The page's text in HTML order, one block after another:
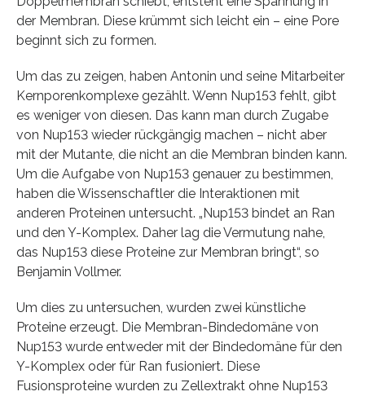
der Membran. Diese krümmt sich leicht ein – eine Pore
beginnt sich zu formen.
Um das zu zeigen, haben Antonin und seine Mitarbeiter
Kernporenkomplexe gezählt. Wenn Nup153 fehlt, gibt
es weniger von diesen. Das kann man durch Zugabe
von Nup153 wieder rückgängig machen – nicht aber
mit der Mutante, die nicht an die Membran binden kann.
Um die Aufgabe von Nup153 genauer zu bestimmen,
haben die Wissenschaftler die Interaktionen mit
anderen Proteinen untersucht. „Nup153 bindet an Ran
und den Y-Komplex. Daher lag die Vermutung nahe,
das Nup153 diese Proteine zur Membran bringt“, so
Benjamin Vollmer.
Um dies zu untersuchen, wurden zwei künstliche
Proteine erzeugt. Die Membran-Bindedomäne von
Nup153 wurde entweder mit der Bindedomäne für den
Y-Komplex oder für Ran fusioniert. Diese
Fusionsproteine wurden zu Zellextrakt ohne Nup153